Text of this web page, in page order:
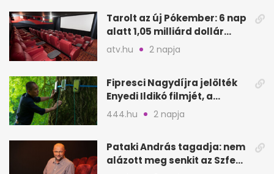
Tarolt az új Pókember: 6 nap
alatt 1,05 milliárd dollár
bevétel
atv.hu 2 napja
Fipresci Nagydíjra jelölték
Enyedi Ildikó filmjét, a
Csendes barátot
444.hu 2 napja
Pataki András tagadja: nem
alázott meg senkit az Szfe